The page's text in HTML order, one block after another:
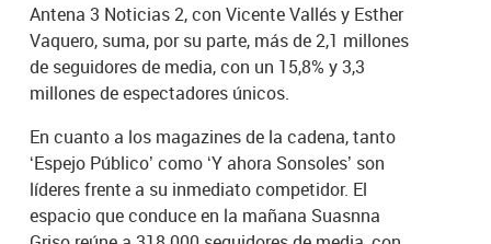
Antena 3 Noticias 2, con Vicente Vallés y Esther
Vaquero, suma, por su parte, más de 2,1 millones
de seguidores de media, con un 15,8% y 3,3
millones de espectadores únicos.
En cuanto a los magazines de la cadena, tanto
‘Espejo Público’ como ‘Y ahora Sonsoles’ son
líderes frente a su inmediato competidor. El
espacio que conduce en la mañana Suasnna